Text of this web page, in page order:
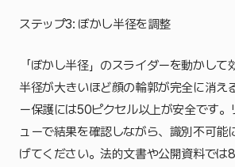
ステップ3: ぼかし半径を調整
「ぼかし半径」のスライダーを動かして
半径が大きいほど顔の輪郭が完全に消え
ー保護には50ピクセル以上が安全です
ューで結果を確認しながら、識別不可能
げてください。法的文書や公開資料では